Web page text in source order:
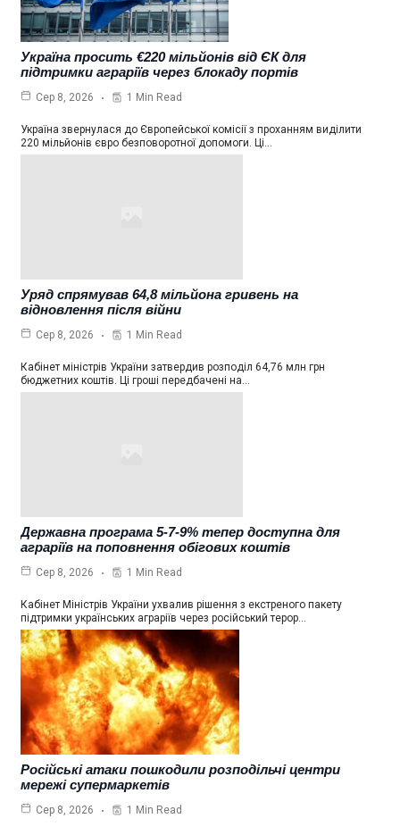
Україна просить €220 мільйонів від ЄК для
підтримки аграріїв через блокаду портів
Сер 8, 2026 1 Min Read
Україна звернулася до Європейської комісії з проханням виділити
220 мільйонів євро безповоротної допомоги. Ці…
Уряд спрямував 64,8 мільйона гривень на
відновлення після війни
Сер 8, 2026 1 Min Read
Кабінет міністрів України затвердив розподіл 64,76 млн грн
бюджетних коштів. Ці гроші передбачені на…
Державна програма 5-7-9% тепер доступна для
аграріїв на поповнення обігових коштів
Сер 8, 2026 1 Min Read
Кабінет Міністрів України ухвалив рішення з екстреного пакету
підтримки українських аграріїв через російський терор…
Російські атаки пошкодили розподільчі центри
мережі супермаркетів
Сер 8, 2026 1 Min Read